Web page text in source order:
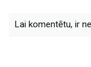
Lai komentētu, ir